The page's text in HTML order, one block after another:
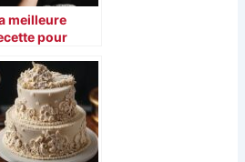
meilleure
pour
au yaourt